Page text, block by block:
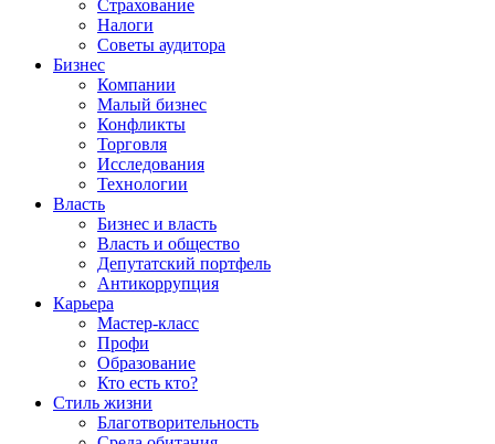
Страхование
Налоги
Советы аудитора
Бизнес
Компании
Малый бизнес
Конфликты
Торговля
Исследования
Технологии
Власть
Бизнес и власть
Власть и общество
Депутатский портфель
Антикоррупция
Карьера
Мастер-класс
Профи
Образование
Кто есть кто?
Стиль жизни
Благотворительность